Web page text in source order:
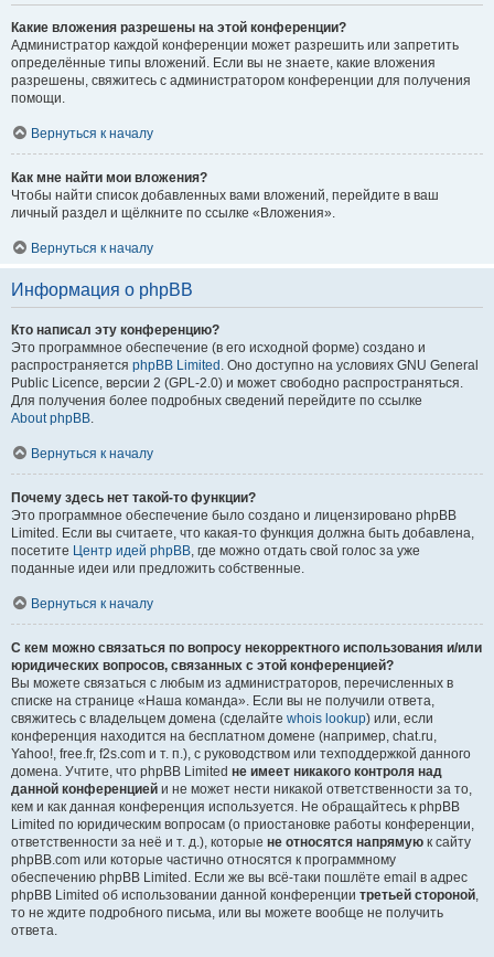
Какие вложения разрешены на этой конференции?
Администратор каждой конференции может разрешить или запретить
определённые типы вложений. Если вы не знаете, какие вложения
разрешены, свяжитесь с администратором конференции для получения
помощи.
Вернуться к началу
Как мне найти мои вложения?
Чтобы найти список добавленных вами вложений, перейдите в ваш
личный раздел и щёлкните по ссылке «Вложения».
Вернуться к началу
Информация о phpBB
Кто написал эту конференцию?
Это программное обеспечение (в его исходной форме) создано и
распространяется phpBB Limited . Оно доступно на условиях GNU General
Public Licence, версии 2 (GPL-2.0) и может свободно распространяться.
Для получения более подробных сведений перейдите по ссылке
About phpBB.
Вернуться к началу
Почему здесь нет такой-то функции?
Это программное обеспечение было создано и лицензировано phpBB
Limited. Если вы считаете, что какая-то функция должна быть добавлена,
посетите Центр идей phpBB, где можно отдать свой голос за уже
поданные идеи или предложить собственные.
Вернуться к началу
С кем можно связаться по вопросу некорректного использования и/или
юридических вопросов, связанных с этой конференцией?
Вы можете связаться с любым из администраторов, перечисленных в
списке на странице «Наша команда». Если вы не получили ответа,
свяжитесь с владельцем домена (сделайте whois lookup) или, если
конференция находится на бесплатном домене (например, chat.ru,
Yahoo!, free.fr, f2s.com и т. п.), с руководством или техподдержкой данного
домена. Учтите, что phpBB Limited не имеет никакого контроля над
данной конференцией и не может нести никакой ответственности за то,
кем и как данная конференция используется. Не обращайтесь к phpBB
Limited по юридическим вопросам (о приостановке работы конференции,
ответственности за неё и т. д.), которые не относятся напрямую к сайту
phpBB.com или которые частично относятся к программному
обеспечению phpBB Limited. Если же вы всё-таки пошлёте email в адрес
phpBB Limited об использовании данной конференции третьей стороной,
то не ждите подробного письма, или вы можете вообще не получить
ответа.